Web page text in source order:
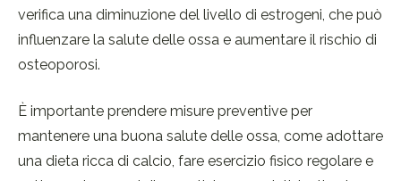
verifica una diminuzione del livello di estrogeni, che può
influenzare la salute delle ossa e aumentare il rischio di
osteoporosi.
È importante prendere misure preventive per
mantenere una buona salute delle ossa, come adottare
una dieta ricca di calcio, fare esercizio fisico regolare e